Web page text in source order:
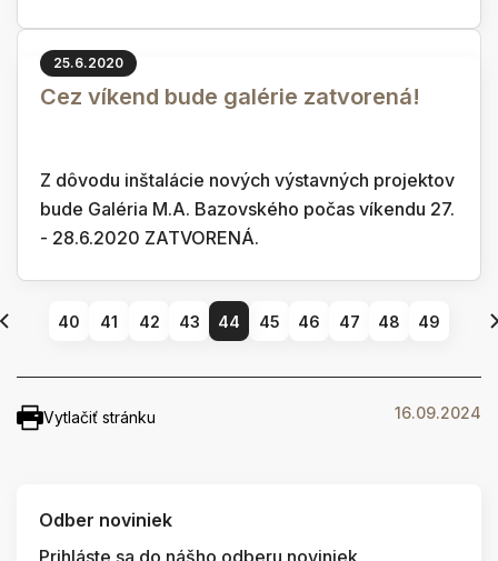
25.6.2020
Cez víkend bude galérie zatvorená!
Z dôvodu inštalácie nových výstavných projektov
bude Galéria M.A. Bazovského počas víkendu 27.
- 28.6.2020 ZATVORENÁ.
40 41 42 43 44 45 46 47 48 49
Vytlačiť stránku 16.09.2024
Odber noviniek
Prihláste sa do nášho odberu noviniek